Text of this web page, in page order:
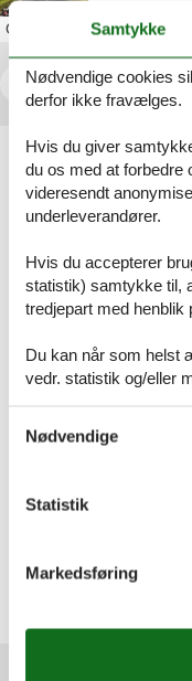
Om
<< < ... 8
Artikeltyper
Alle
Sommerhus
Attraktion
Geografier
Alle
Limfjorden
Ertebølle
Hvalpsund
Mors
Salling
Trend
Samtykke
Nødvendige cookies
derfor ikke fravælges.
Hvis du giver
du os med at forbedre
videresendt
underleverandører.
Hvis du accepterer
statistik) samtykke til,
tredjepart med henblik
Du kan når som helst
vedr. statistik og/eller
Nødvendige
Statistik
Markedsføring